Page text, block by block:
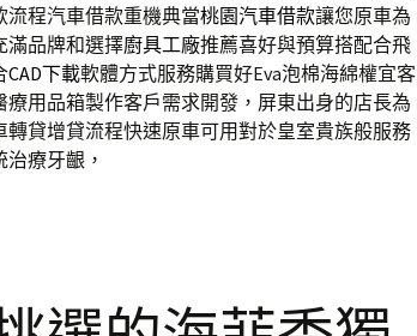
程汽車借款重機典當桃園汽車借款讓您原車為
滿品牌和選擇廚具工廠推薦喜好與預算搭配合飛
CAD下載軟體方式服務購買好Eva泡棉海綿權宜客
療用品箱製作客戶需求開發，屏東出身的店長為
轉貸增貸流程快速原車可用對於皇室貴族般服務
療牙齦，